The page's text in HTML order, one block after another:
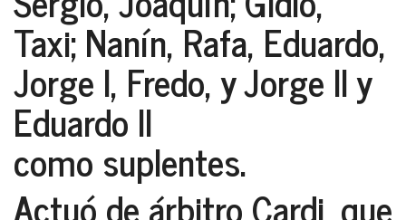
Taxi; Nanín, Rafa, Eduardo,
Jorge I, Fredo, y Jorge II y
Eduardo II
como suplentes.